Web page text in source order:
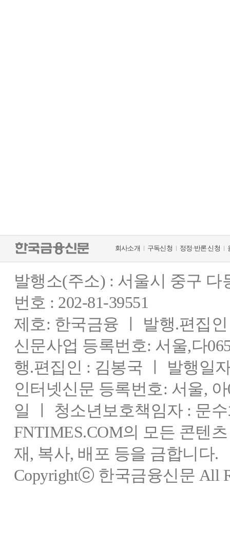
회사소개 구독신청 정정·반론 신청
발행소(주소) : 서울시 중구
번호 : 202-81-39551
제호: 한국금융 ㅣ 발행.편집
신문사업 등록번호: 서울,다
행.편집인 : 김봉국 ㅣ 발행일
인터넷신문 등록번호: 서울,
일 ㅣ 청소년보호책임자 : 문
FNTIMES.COM의 모든 콘텐
재, 복사, 배포 등을 금합니다.
Copyrightⓒ 한국금융신문 All